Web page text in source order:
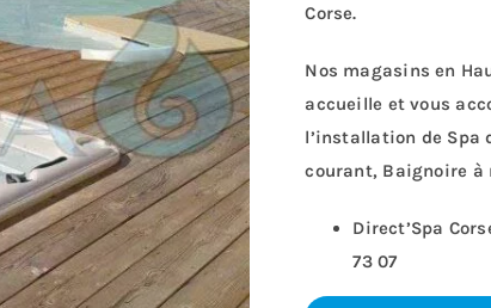
Corse.
Nos magasins en
accueille et vous
l’installation de Spa
courant, Baignoire à
Direct’Spa
73 07